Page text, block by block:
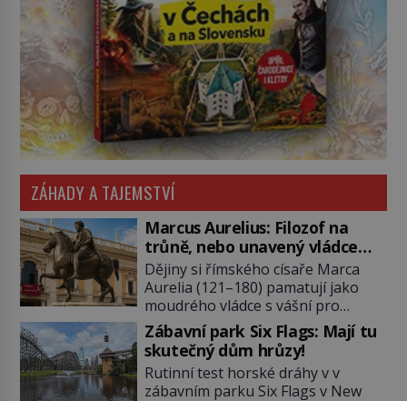
ZÁHADY A TAJEMSTVÍ
Marcus Aurelius: Filozof na
trůně, nebo unavený vládce
závislý na opiu?
Dějiny si římského císaře Marca
Aurelia (121–180) pamatují jako
moudrého vládce s vášní pro
filozofii, byť musíme tuto moudrost
vnímat v kontextu jeho postavení i
doby, ve které žil. Máme však nyní
rozbít tuto obecně přijímanou
pravdu na padrť a prohlásit, že to
Zábavní park Six Flags: Mají tu
skutečný dům hrůzy!
Rutinní test horské dráhy v v
zábavním parku Six Flags v New